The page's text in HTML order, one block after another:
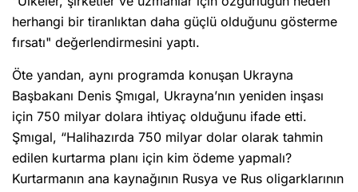
herhangi bir tiranlıktan daha güçlü olduğunu gösterme
fırsatı" değerlendirmesini yaptı.
Öte yandan, aynı programda konuşan Ukrayna
Başbakanı Denis Şmıgal, Ukrayna’nın yeniden inşası
için 750 milyar dolara ihtiyaç olduğunu ifade etti.
Şmıgal, “Halihazırda 750 milyar dolar olarak tahmin
edilen kurtarma planı için kim ödeme yapmalı?
Kurtarmanın ana kaynağının Rusya ve Rus oligarklarının